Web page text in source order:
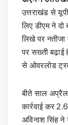
उत्तराखंड से
लिए डीएम ने
लिखे पर
पर सख्ती बढ़ाई
से ओवरलोड
बीते साल
कार्रवाई कर
अविनाश सिंह